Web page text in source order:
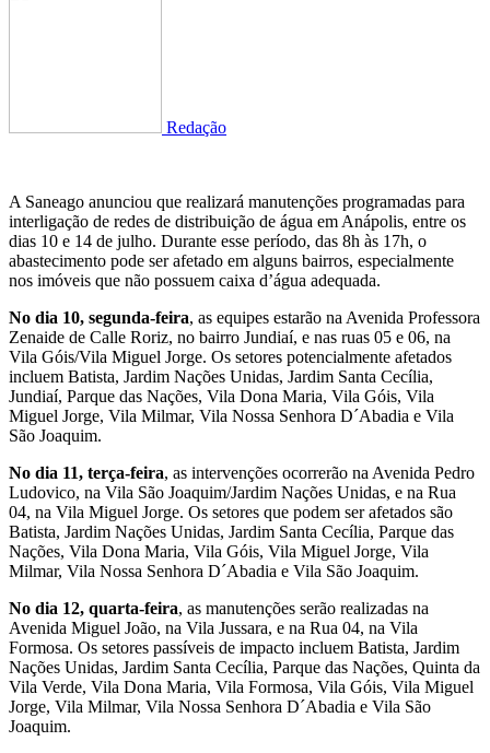
Redação
A Saneago anunciou que realizará manutenções programadas para
interligação de redes de distribuição de água em Anápolis, entre os
dias 10 e 14 de julho. Durante esse período, das 8h às 17h, o
abastecimento pode ser afetado em alguns bairros, especialmente
nos imóveis que não possuem caixa d’água adequada.
No dia 10, segunda-feira, as equipes estarão na Avenida Professora
Zenaide de Calle Roriz, no bairro Jundiaí, e nas ruas 05 e 06, na
Vila Góis/Vila Miguel Jorge. Os setores potencialmente afetados
incluem Batista, Jardim Nações Unidas, Jardim Santa Cecília,
Jundiaí, Parque das Nações, Vila Dona Maria, Vila Góis, Vila
Miguel Jorge, Vila Milmar, Vila Nossa Senhora D´Abadia e Vila
São Joaquim.
No dia 11, terça-feira, as intervenções ocorrerão na Avenida Pedro
Ludovico, na Vila São Joaquim/Jardim Nações Unidas, e na Rua
04, na Vila Miguel Jorge. Os setores que podem ser afetados são
Batista, Jardim Nações Unidas, Jardim Santa Cecília, Parque das
Nações, Vila Dona Maria, Vila Góis, Vila Miguel Jorge, Vila
Milmar, Vila Nossa Senhora D´Abadia e Vila São Joaquim.
No dia 12, quarta-feira, as manutenções serão realizadas na
Avenida Miguel João, na Vila Jussara, e na Rua 04, na Vila
Formosa. Os setores passíveis de impacto incluem Batista, Jardim
Nações Unidas, Jardim Santa Cecília, Parque das Nações, Quinta da
Vila Verde, Vila Dona Maria, Vila Formosa, Vila Góis, Vila Miguel
Jorge, Vila Milmar, Vila Nossa Senhora D´Abadia e Vila São
Joaquim.